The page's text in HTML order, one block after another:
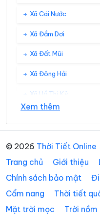
Xã Cái Nước
Xã Đầm Dơi
Xã Đất Mũi
Xã Đông Hải
Xã Hồ Thị Kỷ
Xã Khánh Lâm
Xã Lương Thế Trân
Xã Nguyễn Việt Khái
Xem thêm
© 2026 Thời Tiết Online
Trang chủ
Giới thiệu
Chính sách bảo mật
Cẩm nang
Thời tiết
Mặt trời mọc
Trời nồm